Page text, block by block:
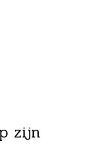
zijn